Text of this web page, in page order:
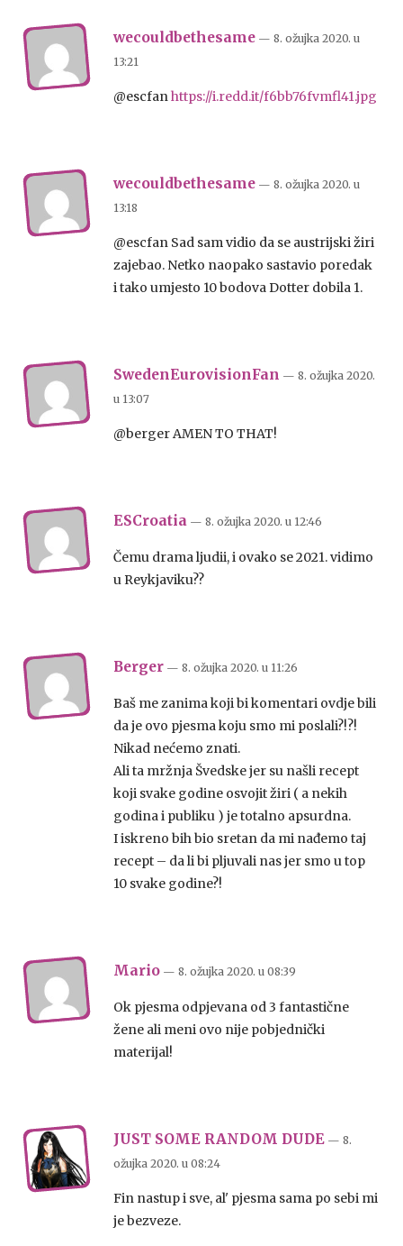
wecouldbethesame — 8. ožujka 2020. u
13:21
@escfan https://i.redd.it/f6bb76fvmfl41.jpg
wecouldbethesame — 8. ožujka 2020. u
13:18
@escfan Sad sam vidio da se austrijski žiri
zajebao. Netko naopako sastavio poredak
i tako umjesto 10 bodova Dotter dobila 1.
SwedenEurovisionFan — 8. ožujka 2020.
u 13:07
@berger AMEN TO THAT!
ESCroatia — 8. ožujka 2020. u 12:46
Čemu drama ljudii, i ovako se 2021. vidimo
u Reykjaviku??
Berger — 8. ožujka 2020. u 11:26
Baš me zanima koji bi komentari ovdje bili
da je ovo pjesma koju smo mi poslali?!?!
Nikad nećemo znati.
Ali ta mržnja Švedske jer su našli recept
koji svake godine osvojit žiri ( a nekih
godina i publiku ) je totalno apsurdna.
I iskreno bih bio sretan da mi nađemo taj
recept – da li bi pljuvali nas jer smo u top
10 svake godine?!
Mario — 8. ožujka 2020. u 08:39
Ok pjesma odpjevana od 3 fantastične
žene ali meni ovo nije pobjednički
materijal!
JUST SOME RANDOM DUDE — 8.
ožujka 2020. u 08:24
Fin nastup i sve, al' pjesma sama po sebi mi
je bezveze.